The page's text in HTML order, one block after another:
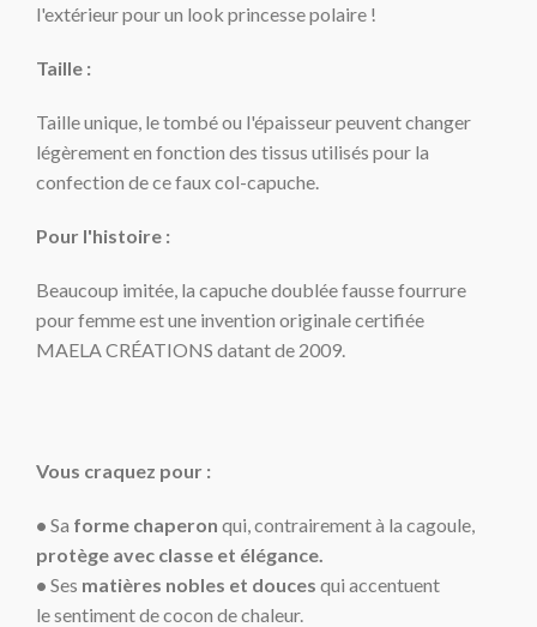
l'extérieur pour un look princesse polaire !
Taille :
Taille unique, le tombé ou l'épaisseur peuvent changer
légèrement en fonction des tissus utilisés pour la
confection de ce faux col-capuche.
Pour l'histoire :
Beaucoup imitée, la capuche doublée fausse fourrure
pour femme est une invention originale certifiée
MAELA CRÉATIONS datant de 2009.
Vous craquez pour :
•Sa forme chaperon qui, contrairement à la cagoule,
protège avec classe et élégance.
• Ses matières nobles et douces qui accentuent
le sentiment de cocon de chaleur.